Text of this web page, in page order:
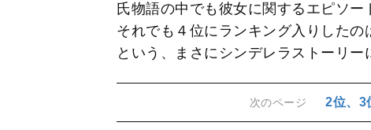
氏物語の中でも彼女に関するエピソー
それでも４位にランキング入りした
という、まさにシンデレラストーリー
次のページ 2位、3